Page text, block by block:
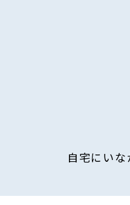
自宅にい